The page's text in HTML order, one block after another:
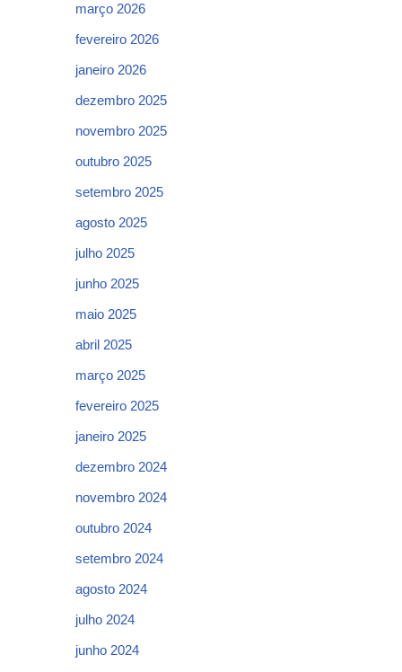
março 2026
fevereiro 2026
janeiro 2026
dezembro 2025
novembro 2025
outubro 2025
setembro 2025
agosto 2025
julho 2025
junho 2025
maio 2025
abril 2025
março 2025
fevereiro 2025
janeiro 2025
dezembro 2024
novembro 2024
outubro 2024
setembro 2024
agosto 2024
julho 2024
junho 2024